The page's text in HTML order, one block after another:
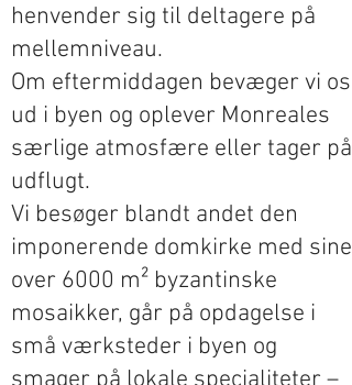
henvender sig til deltagere på
mellemniveau.
Om eftermiddagen bevæger vi os
ud i byen og oplever Monreales
særlige atmosfære eller tager på
udflugt.
Vi besøger blandt andet den
imponerende domkirke med sine
over 6000 m² byzantinske
mosaikker, går på opdagelse i
små værksteder i byen og